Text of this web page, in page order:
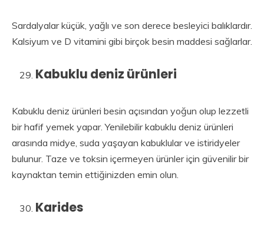
Sardalyalar küçük, yağlı ve son derece besleyici balıklardır.
Kalsiyum ve D vitamini gibi birçok besin maddesi sağlarlar.
Kabuklu deniz ürünleri
Kabuklu deniz ürünleri besin açısından yoğun olup lezzetli
bir hafif yemek yapar. Yenilebilir kabuklu deniz ürünleri
arasında midye, suda yaşayan kabuklular ve istiridyeler
bulunur. Taze ve toksin içermeyen ürünler için güvenilir bir
kaynaktan temin ettiğinizden emin olun.
Karides